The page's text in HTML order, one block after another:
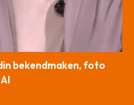
bekendmaken, foto